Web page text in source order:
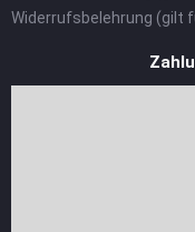
Widerrufsbelehrung (gilt